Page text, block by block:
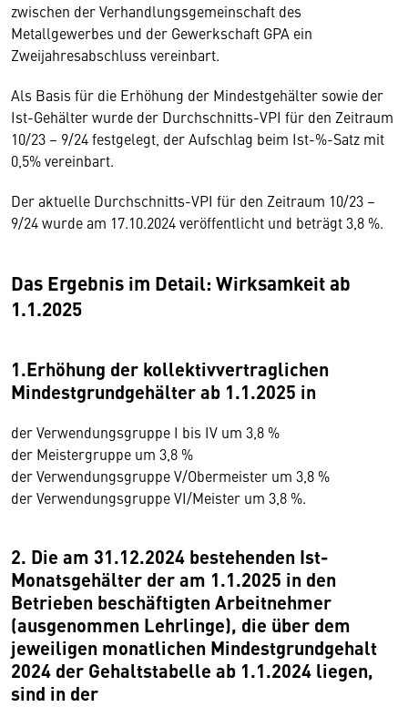
zwischen der Verhandlungsgemeinschaft des
Metallgewerbes und der Gewerkschaft GPA ein
Zweijahresabschluss vereinbart.
Als Basis für die Erhöhung der Mindestgehälter sowie der
Ist-Gehälter wurde der Durchschnitts-VPI für den Zeitraum
10/23 – 9/24 festgelegt, der Aufschlag beim Ist-%-Satz mit
0,5% vereinbart.
Der aktuelle Durchschnitts-VPI für den Zeitraum 10/23 –
9/24 wurde am 17.10.2024 veröffentlicht und beträgt 3,8 %.
Das Ergebnis im Detail: Wirksamkeit ab
1.1.2025
1.Erhöhung der kollektivvertraglichen
Mindestgrundgehälter ab 1.1.2025 in
der Verwendungsgruppe I bis IV um 3,8 %
der Meistergruppe um 3,8 %
der Verwendungsgruppe V/Obermeister um 3,8 %
der Verwendungsgruppe VI/Meister um 3,8 %.
2. Die am 31.12.2024 bestehenden Ist-
Monatsgehälter der am 1.1.2025 in den
Betrieben beschäftigten Arbeitnehmer
(ausgenommen Lehrlinge), die über dem
jeweiligen monatlichen Mindestgrundgehalt
2024 der Gehaltstabelle ab 1.1.2024 liegen,
sind in der